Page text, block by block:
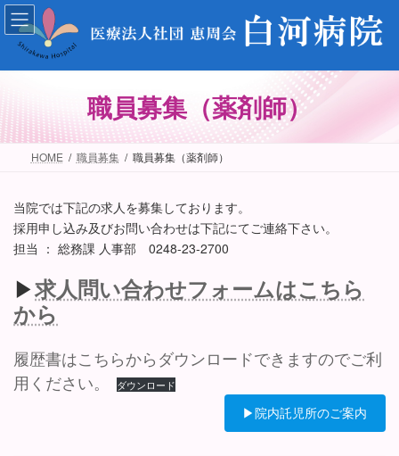
コ
ン
ス
キ
ナ
ビ
ン
に
職員募集（薬剤師）
HOME 職員募集 職員募集（薬剤師）
当院では下記の求人を募集しております。
採用申し込み及びお問い合わせは下記にてご連絡下さい。
担当 ： 総務課 人事部 0248-23-2700
▶求人問い合わせフォームはこちら
から
履歴書はこちらからダウンロードできますのでご利
用ください。
ダウンロード
▶院内託児所のご案内